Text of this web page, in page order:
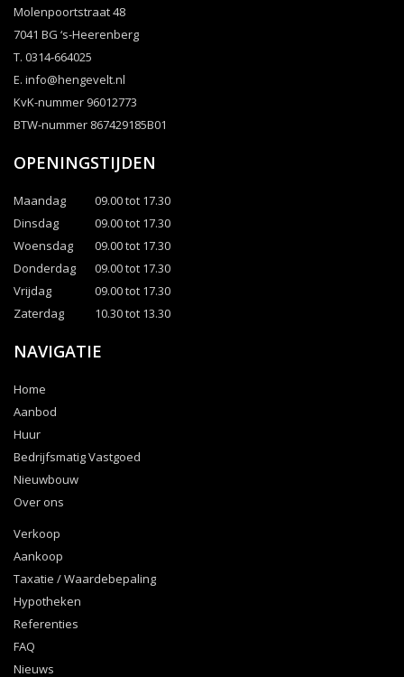
Molenpoortstraat 48
7041 BG ‘s-Heerenberg
T. 0314-664025
E. info@hengevelt.nl
KvK-nummer 96012773
BTW-nummer 867429185B01
OPENINGSTIJDEN
Maandag
09.00 tot 17.30
Dinsdag
09.00 tot 17.30
Woensdag
09.00 tot 17.30
Donderdag
09.00 tot 17.30
Vrijdag
09.00 tot 17.30
Zaterdag
10.30 tot 13.30
NAVIGATIE
Home
Aanbod
Huur
Bedrijfsmatig Vastgoed
Nieuwbouw
Over ons
Verkoop
Aankoop
Taxatie / Waardebepaling
Hypotheken
Referenties
FAQ
Nieuws